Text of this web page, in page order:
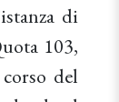
di
103,
del